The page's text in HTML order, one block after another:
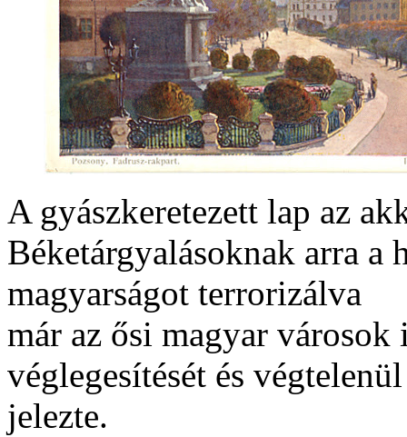
A gyászkeretezett lap az
Béketárgyalásoknak arra a
magyarságot terrorizálva
már az ősi magyar városok
véglegesítését és
jelezte.